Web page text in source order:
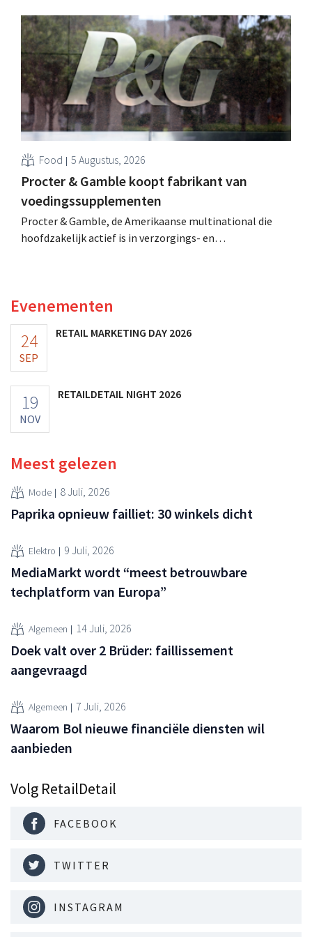
retailer, realiseerde de fusie met Promodès en nam
toenmalig Belgisch marktleider GB over.
Food 5 Augustus, 2026
Procter & Gamble koopt fabrikant van
voedingssupplementen
Procter & Gamble, de Amerikaanse multinational die
hoofdzakelijk actief is in verzorgings- en
Evenementen
24
SEP
RETAIL MARKETING DAY 2026
19
NOV
RETAILDETAIL NIGHT 2026
Meest gelezen
Mode 8 Juli, 2026
Paprika opnieuw failliet: 30 winkels dicht
Elektro 9 Juli, 2026
MediaMarkt wordt “meest betrouwbare
techplatform van Europa”
Algemeen 14 Juli, 2026
Doek valt over 2 Brüder: faillissement
aangevraagd
Algemeen 7 Juli, 2026
Waarom Bol nieuwe financiële diensten wil
aanbieden
Volg RetailDetail
FACEBOOK
TWITTER
INSTAGRAM